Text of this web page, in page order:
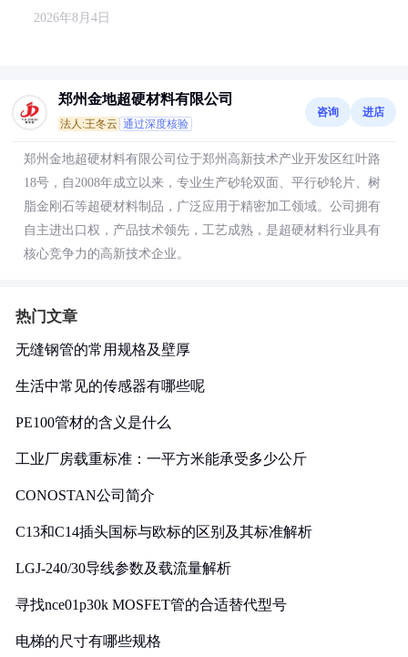
2026年8月4日
郑州金地超硬材料有限公司
法人:王冬云 通过深度核验
咨询 进店
郑州金地超硬材料有限公司位于郑州高新技术产业开发区红叶路
18号，自2008年成立以来，专业生产砂轮双面、平行砂轮片、树
脂金刚石等超硬材料制品，广泛应用于精密加工领域。公司拥有
自主进出口权，产品技术领先，工艺成熟，是超硬材料行业具有
核心竞争力的高新技术企业。
热门文章
无缝钢管的常用规格及壁厚
生活中常见的传感器有哪些呢
PE100管材的含义是什么
工业厂房载重标准：一平方米能承受多少公斤
CONOSTAN公司简介
C13和C14插头国标与欧标的区别及其标准解析
LGJ-240/30导线参数及载流量解析
寻找nce01p30k MOSFET管的合适替代型号
电梯的尺寸有哪些规格